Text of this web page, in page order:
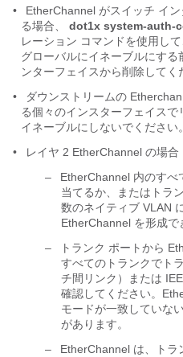
•
EtherChannel がスイッチ イ
る場合、
dot1x system-auth-
レーション コマンドを使用し
グローバルにイネーブルにす
ンターフェイスから削除してく
•
ダウンストリームの
る個々のインスターフェイス
イネーブルにしないでください。
•
レイヤ 2 EtherChannel の場合
–
EtherChannel 内のすべ
当てるか、またはトラ
数のネイティブ VLAN
EtherChannel を形成で
–
トランク ポートから
すべてのトランクでト
チ間リンク）または
確認してください。
モードが一致していな
があります。
–
EtherChannel は、ト